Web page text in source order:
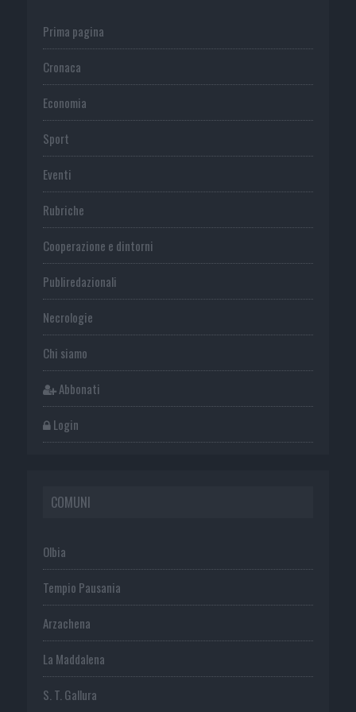
Prima pagina
Cronaca
Economia
Sport
Eventi
Rubriche
Cooperazione e dintorni
Publiredazionali
Necrologie
Chi siamo
Abbonati
Login
COMUNI
Olbia
Tempio Pausania
Arzachena
La Maddalena
S. T. Gallura